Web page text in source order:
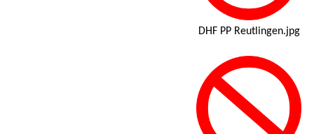
DHF PP Reutlingen.jpg